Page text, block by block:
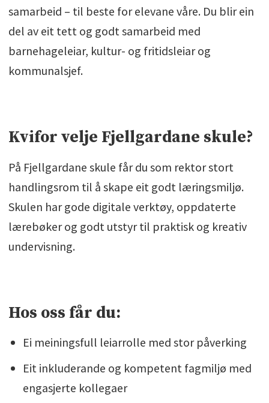
Nettside:www.bykle.kommune.no/
Sektor: Offentlig
Stillingstype: Fast
Kontaktperson: Knut Handeland,
knut.handeland@personalhuset.no
samarbeid – til beste for elevane våre. Du blir ein
del av eit tett og godt samarbeid med
barnehageleiar, kultur- og fritidsleiar og
kommunalsjef.
Kvifor velje Fjellgardane skule?
På Fjellgardane skule får du som rektor stort
handlingsrom til å skape eit godt læringsmiljø.
Skulen har gode digitale verktøy, oppdaterte
lærebøker og godt utstyr til praktisk og kreativ
undervisning.
Hos oss får du:
Ei meiningsfull leiarrolle med stor påverking
Eit inkluderande og kompetent fagmiljø med
engasjerte kollegaer